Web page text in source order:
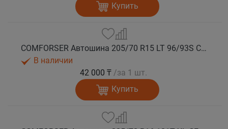
Купить
COMFORSER Автошина 205/70 R15 LT 96/93S CF1100 6PR RWL лето
В наличии
42 000 ₸ /за 1 шт.
Купить